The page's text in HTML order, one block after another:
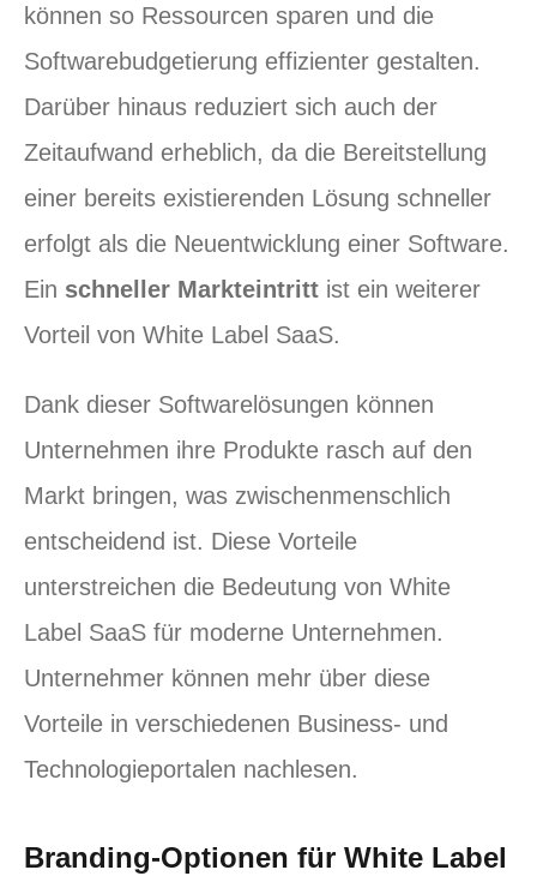
können so Ressourcen sparen und die
Softwarebudgetierung effizienter gestalten.
Darüber hinaus reduziert sich auch der
Zeitaufwand erheblich, da die Bereitstellung
einer bereits existierenden Lösung schneller
erfolgt als die Neuentwicklung einer Software.
Ein schneller Markteintritt ist ein weiterer
Vorteil von White Label SaaS.
Dank dieser Softwarelösungen können
Unternehmen ihre Produkte rasch auf den
Markt bringen, was zwischenmenschlich
entscheidend ist. Diese Vorteile
unterstreichen die Bedeutung von White
Label SaaS für moderne Unternehmen.
Unternehmer können mehr über diese
Vorteile in verschiedenen Business- und
Technologieportalen nachlesen.
Branding-Optionen für White Label